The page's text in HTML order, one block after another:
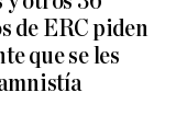
de ERC piden
que se les